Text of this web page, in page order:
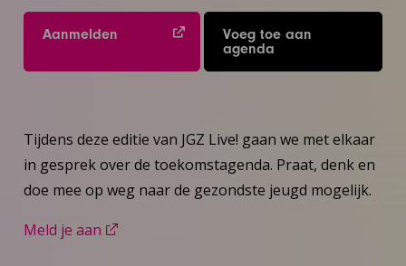
Aanmelden
Voeg toe aan
agenda
Tijdens deze editie van JGZ Live! gaan we met elkaar
in gesprek over de toekomstagenda. Praat, denk en
doe mee op weg naar de gezondste jeugd mogelijk.
Meld je aan